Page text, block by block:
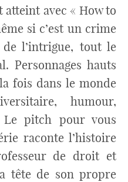
avec « How to
si c’est un crime
l’intrigue, tout le
Personnages hauts
fois dans le monde
humour,
pitch pour vous
raconte l’histoire
de droit et
tête de son propre